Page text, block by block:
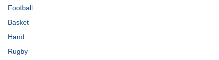
Football
Basket
Hand
Rugby